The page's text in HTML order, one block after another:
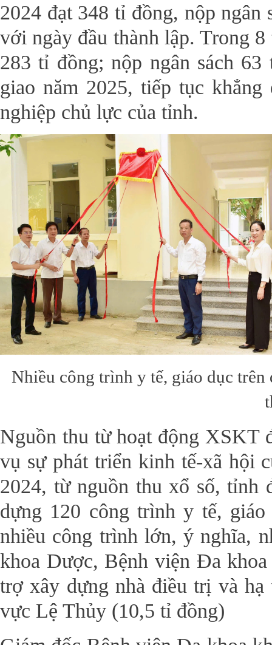
2024 đạt 348 tỉ đồng, nộp ngân
với ngày đầu thành lập. Trong
283 tỉ đồng; nộp ngân sách
giao năm 2025, tiếp tục
nghiệp chủ lực của tỉnh.
Nhiều công trình y tế, giáo dục
Nguồn thu từ hoạt động XSKT
vụ sự phát triển kinh tế-xã hội
2024, từ nguồn thu xổ số, tỉnh
dựng 120 công trình y tế,
nhiều công trình lớn, ý nghĩa,
khoa Dược, Bệnh viện Đa
trợ xây dựng nhà điều trị và
vực Lệ Thủy (10,5 tỉ đồng)